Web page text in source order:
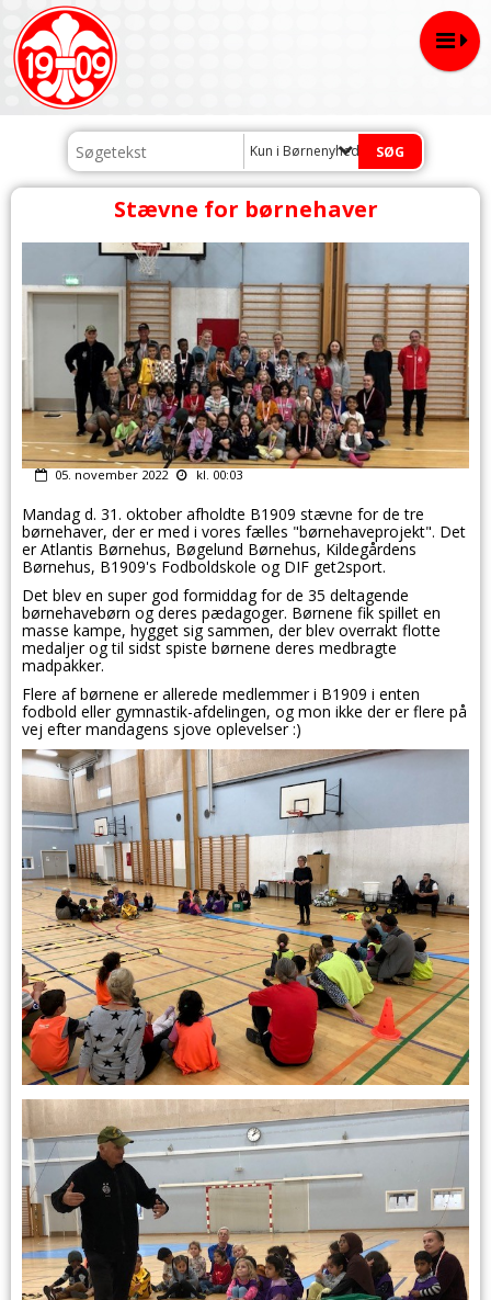
Kun i Børnenyheder
Stævne for børnehaver
05. november 2022 kl. 00:03
Mandag d. 31. oktober afholdte B1909 stævne for de tre
børnehaver, der er med i vores fælles "børnehaveprojekt". Det
er Atlantis Børnehus, Bøgelund Børnehus, Kildegårdens
Børnehus, B1909's Fodboldskole og DIF get2sport.
Det blev en super god formiddag for de 35 deltagende
børnehavebørn og deres pædagoger. Børnene fik spillet en
masse kampe, hygget sig sammen, der blev overrakt flotte
medaljer og til sidst spiste børnene deres medbragte
madpakker.
Flere af børnene er allerede medlemmer i B1909 i enten
fodbold eller gymnastik-afdelingen, og mon ikke der er flere på
vej efter mandagens sjove oplevelser :)